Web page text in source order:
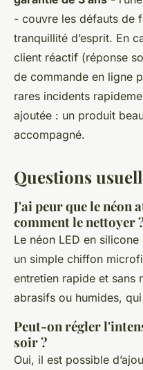
- couvre les défauts de
tranquillité d’esprit. En
client réactif (réponse
de commande en ligne
rares incidents
ajoutée : un produit
accompagné.
Questions
J'ai peur que le néon
comment le nettoyer
Le néon LED en
un simple chiffon
entretien rapide et sans
abrasifs ou humides,
Peut-on régler
soir ?
Oui, il est possible